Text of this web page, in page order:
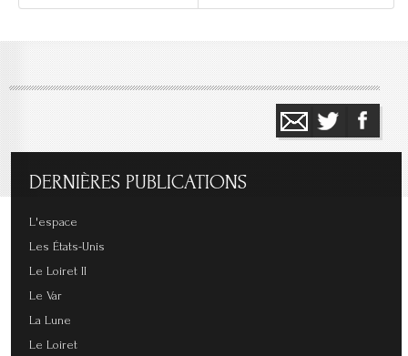
DERNIÈRES PUBLICATIONS
L'espace
Les États-Unis
Le Loiret II
Le Var
La Lune
Le Loiret